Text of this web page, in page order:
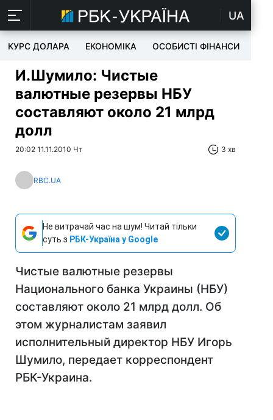
UA
КУРС ДОЛАРА ЕКОНОМІКА ОСОБИСТІ ФІНАНСИ
И.Шумило: Чистые
валютные резервы НБУ
составляют около 21 млрд
долл
20:02 11.11.2010 Чт 3 хв
RBC.UA
Не витрачай час на шум! Читай тільки
суть з РБК-Україна у Google
Чистые валютные резервы
Национального банка Украины (НБУ)
составляют около 21 млрд долл. Об
этом журналистам заявил
исполнительный директор НБУ Игорь
Шумило, передает корреспондент
РБК-Украина.